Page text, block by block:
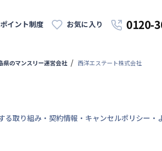
ポイント制度 お気に入り 0120-
県のマンスリー運営会社 西洋エステート株式会社
取り組み・契約情報・キャンセルポリシー・